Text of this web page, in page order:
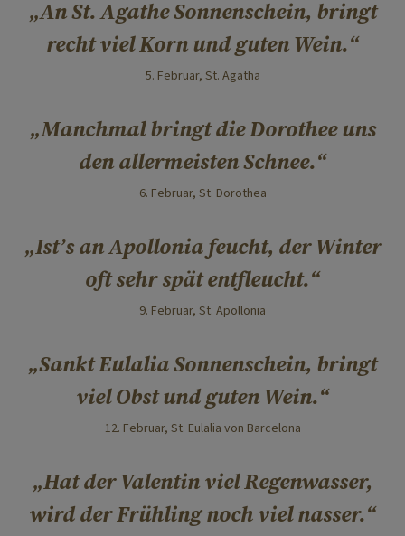
An St. Agathe Sonnenschein, bringt
recht viel Korn und guten Wein.
5. Februar, St. Agatha
Manchmal bringt die Dorothee uns
den allermeisten Schnee.
6. Februar, St. Dorothea
Ist’s an Apollonia feucht, der Winter
oft sehr spät entfleucht.
9. Februar, St. Apollonia
Sankt Eulalia Sonnenschein, bringt
viel Obst und guten Wein.
12. Februar, St. Eulalia von Barcelona
Hat der Valentin viel Regenwasser,
wird der Frühling noch viel nasser.